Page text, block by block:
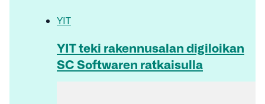
YIT
YIT teki rakennusalan digiloikan
SC Softwaren ratkaisulla